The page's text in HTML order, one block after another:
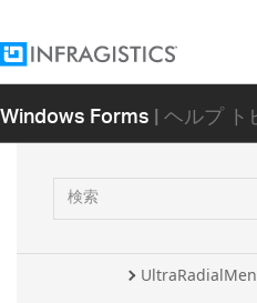
Windows Forms| ヘルプ
検
索